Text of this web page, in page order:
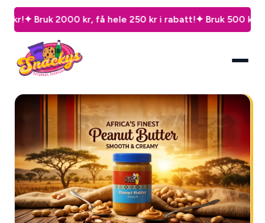
2000 kr, få hele 250 kr i rabatt! ✦ Bruk 500 kr, spar 50